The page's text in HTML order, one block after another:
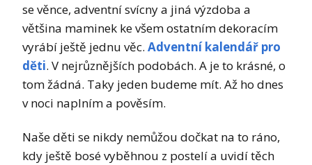
se věnce, adventní svícny a jiná výzdoba a
většina maminek ke všem ostatním dekoracím
vyrábí ještě jednu věc. Adventní kalendář pro
děti. V nejrůznějších podobách. A je to krásné, o
tom žádná. Taky jeden budeme mít. Až ho dnes
v noci naplním a pověsím.
Naše děti se nikdy nemůžou dočkat na to ráno,
kdy ještě bosé vyběhnou z postelí a uvidí těch